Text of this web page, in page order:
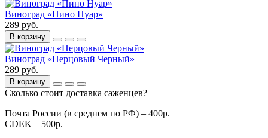
Виноград «Пино Нуар»
289 руб.
В корзину
Виноград «Перцовый Черный»
289 руб.
В корзину
Сколько стоит доставка саженцев?
Почта России (в среднем по РФ) – 400р.
CDEK – 500р.